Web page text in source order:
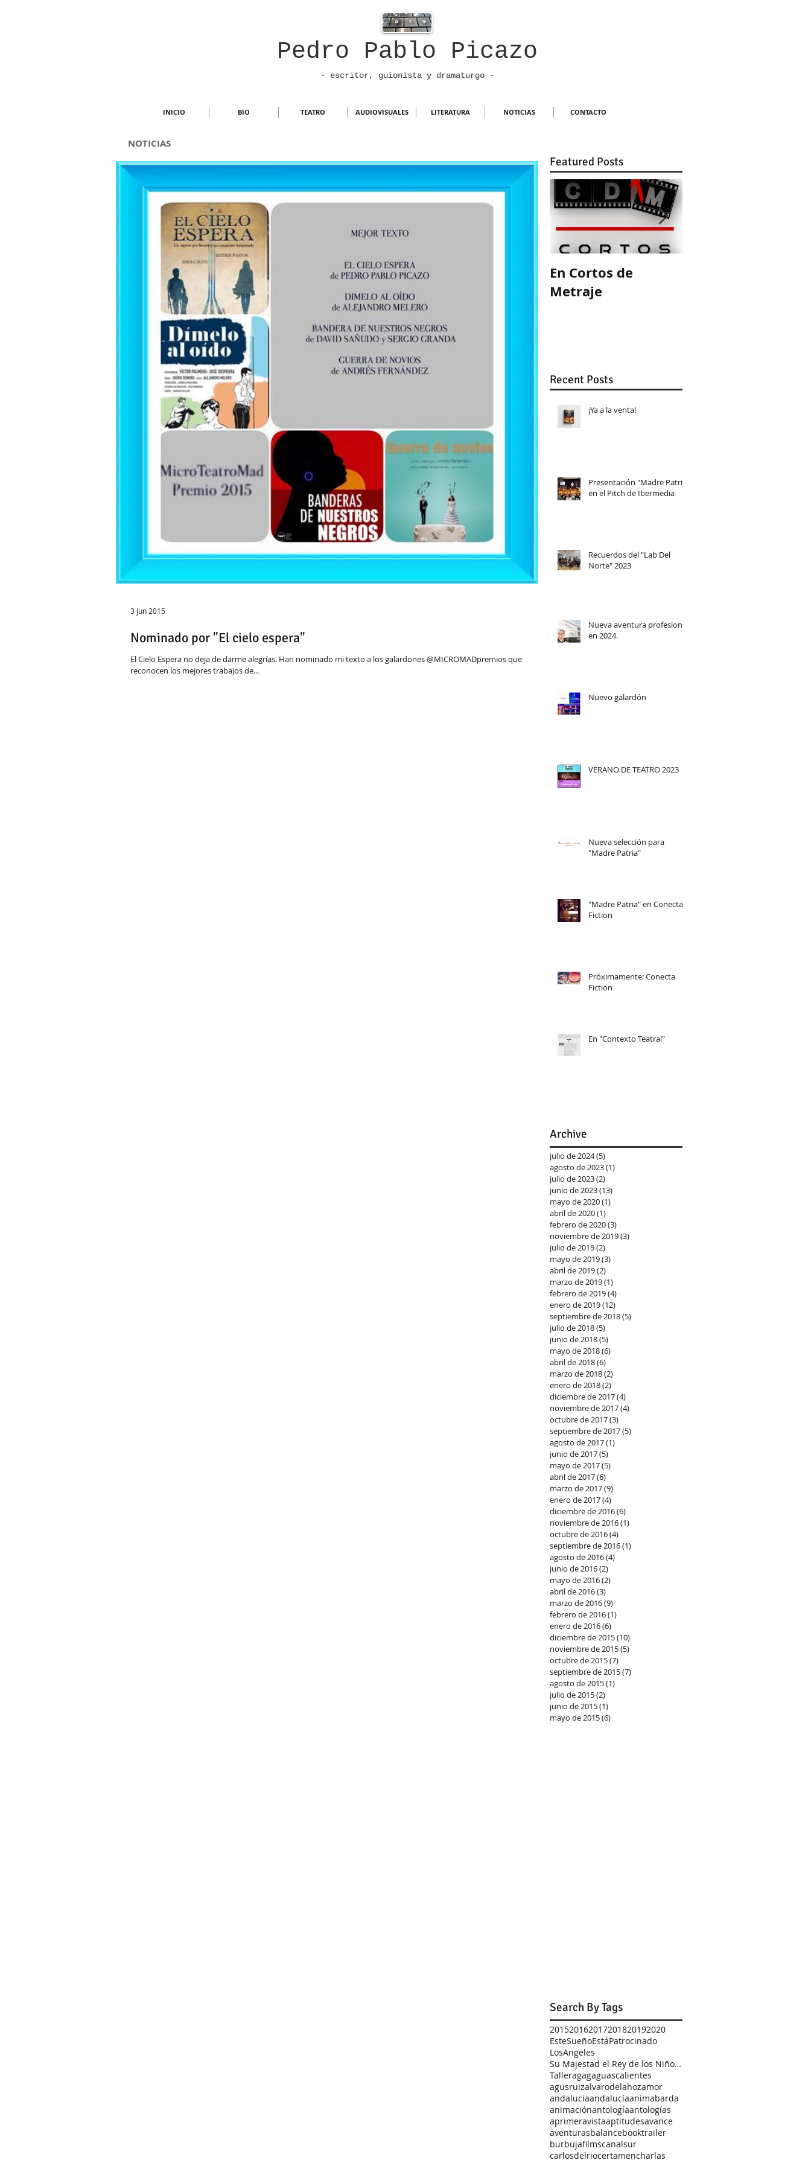
Pedro Pablo Picazo
- escritor, guionista y dramaturgo -
INICIO BIO TEATRO AUDIOVISUALES LITERATURA NOTICIAS CONTACTO
NOTICIAS
Nominado por "El cielo espera"
El Cielo Espera no deja de darme alegrías. Han nominado mi texto a los galardones @MICROMADpremios que
reconocen los mejores trabajos de...
3 jun 2015
Featured Posts
En Cortos de
Metraje
Recent Posts
¡Ya a la venta!
Presentación "Madre Patria"
en el Pitch de Ibermedia
Recuerdos del "Lab Del
Norte" 2023
Nueva aventura profesional
en 2024.
Nuevo galardón
VERANO DE TEATRO 2023
Nueva selección para
"Madre Patria"
"Madre Patria" en Conecta
Fiction
Próximamente: Conecta
Fiction
En "Contexto Teatral"
Archive
julio de 2024(5)
agosto de 2023(1)
julio de 2023(2)
junio de 2023(13)
mayo de 2020(1)
abril de 2020(1)
febrero de 2020(3)
noviembre de 2019(3)
julio de 2019(2)
mayo de 2019(3)
abril de 2019(2)
marzo de 2019(1)
febrero de 2019(4)
enero de 2019(12)
septiembre de 2018(5)
julio de 2018(5)
junio de 2018(5)
mayo de 2018(6)
abril de 2018(6)
marzo de 2018(2)
enero de 2018(2)
diciembre de 2017(4)
noviembre de 2017(4)
octubre de 2017(3)
septiembre de 2017(5)
agosto de 2017(1)
junio de 2017(5)
mayo de 2017(5)
abril de 2017(6)
marzo de 2017(9)
enero de 2017(4)
diciembre de 2016(6)
noviembre de 2016(1)
octubre de 2016(4)
septiembre de 2016(1)
agosto de 2016(4)
junio de 2016(2)
mayo de 2016(2)
abril de 2016(3)
marzo de 2016(9)
febrero de 2016(1)
enero de 2016(6)
diciembre de 2015(10)
noviembre de 2015(5)
octubre de 2015(7)
septiembre de 2015(7)
agosto de 2015(1)
julio de 2015(2)
junio de 2015(1)
mayo de 2015(6)
Search By Tags
201520162017201820192020
EsteSueñoEstáPatrocinado
LosAngeles
Su Majestad el Rey de los Niños Zombis
Talleragagaguascalientes
agusruizalvarodelahozamor
andaluciaandalucíaanimabarda
animaciónantologíaantologías
aprimeravistaaptitudesavance
aventurasbalancebooktrailer
burbujafilmscanalsur
carlosdelriocertamencharlas